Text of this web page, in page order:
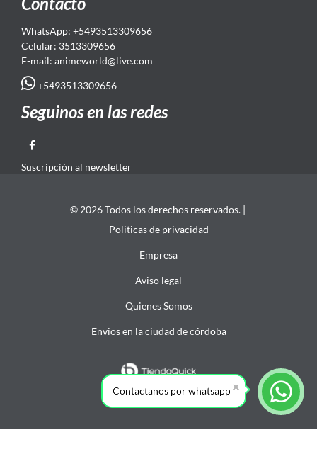
WhatsApp: +5493513309656
Celular: 3513309656
E-mail: animeworld@live.com
+5493513309656
Seguinos en las redes
Suscripción al newsletter
© 2026 Todos los derechos reservados. |
Politicas de privacidad
Empresa
Aviso legal
Quienes Somos
Envios en la ciudad de córdoba
Contactanos por whatsapp